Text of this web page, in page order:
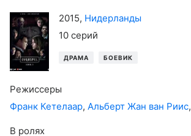
2015, Нидерланды
10 серий
ДРАМА БОЕВИК
Режиссеры
Франк Кетелаар, Альберт Жан ван Риис,
В ролях